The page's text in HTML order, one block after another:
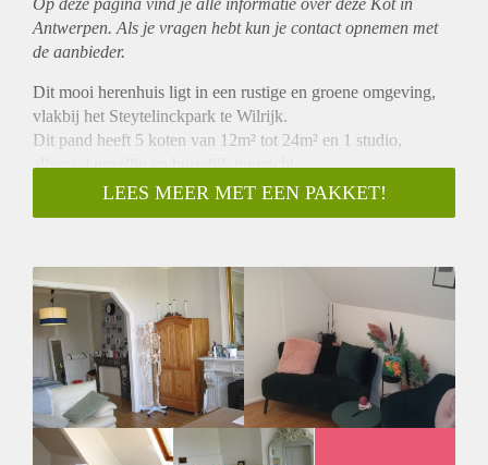
Op deze pagina vind je alle informatie over deze Kot in
Antwerpen. Als je vragen hebt kun je contact opnemen met
de aanbieder.
Dit mooi herenhuis ligt in een rustige en groene omgeving,
vlakbij het Steytelinckpark te Wilrijk.
Dit pand heeft 5 koten van 12m² tot 24m² en 1 studio,
allemaal gezellig en huiselijk ingericht.
Alle koten zijn gemeubeld. Er is een gemeenschappelijke
keuken en zijn er gemeenschappelijke sanitaire
Meer informatie via www.tofopkot.be
LEES MEER MET EEN PAKKET!